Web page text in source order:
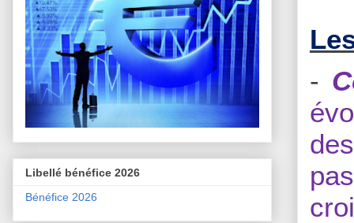
-
Libellé bénéfice 2026
Bénéfice 2026